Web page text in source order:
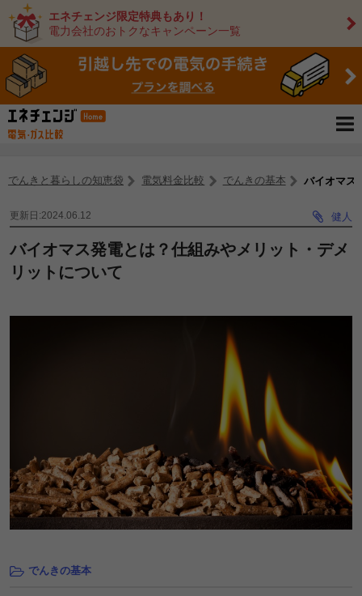
エネチェンジ限定特典もあり！
電力会社のおトクなキャンペーン一覧
でんきと暮らしの知恵袋 電気料金比較 でんきの基本 バイオマス
更新日:2024.06.12 健人
バイオマス発電とは？仕組みやメリット・デメ
リットについて
でんきの基本